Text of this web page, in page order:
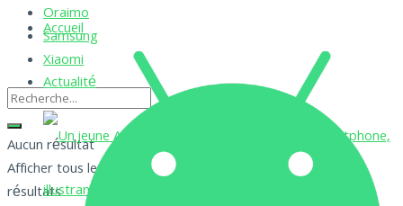
Oraimo
Samsung
Xiaomi
Aucun résultat
Afficher tous les
résultats
Accueil
Actualité